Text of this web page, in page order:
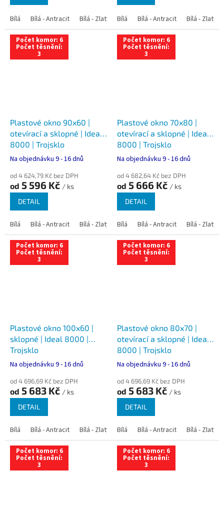
Bílá Bílá - Antracit Bílá - Zlatý dub Bílá - Tmavý dub Bílá -
Bílá Bílá - Antracit Bílá - Zlatý
Počet komor: 6
Počet těsnění:
3
Plastové okno 90x60 |
otevírací a sklopné | Ideal
8000 | Trojsklo
Na objednávku 9 - 16 dnů
od 4 624,79 Kč bez DPH
od 5 596 Kč / ks
DETAIL
Bílá Bílá - Antracit Bílá - Zlatý dub Bílá - Tmavý dub Bílá -
Počet komor: 6
Počet těsnění:
3
Plastové okno 70x80 |
otevírací a sklopné | Ideal
8000 | Trojsklo
Na objednávku 9 - 16 dnů
od 4 682,64 Kč bez DPH
od 5 666 Kč / ks
DETAIL
Bílá Bílá - Antracit Bílá - Zlatý
Počet komor: 6
Počet těsnění:
3
Plastové okno 100x60 |
sklopné | Ideal 8000 |
Trojsklo
Na objednávku 9 - 16 dnů
od 4 696,69 Kč bez DPH
od 5 683 Kč / ks
DETAIL
Bílá Bílá - Antracit Bílá - Zlatý dub Bílá - Tmavý dub Bílá -
Počet komor: 6
Počet těsnění:
3
Plastové okno 80x70 |
otevírací a sklopné | Ideal
8000 | Trojsklo
Na objednávku 9 - 16 dnů
od 4 696,69 Kč bez DPH
od 5 683 Kč / ks
DETAIL
Bílá Bílá - Antracit Bílá - Zlatý
Počet komor: 6
Počet těsnění:
3
Počet komor: 6
Počet těsnění:
3